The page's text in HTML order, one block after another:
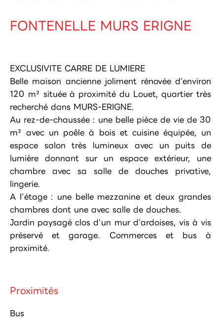
FONTENELLE MURS ERIGNE
EXCLUSIVITE CARRE DE LUMIERE
Belle maison ancienne joliment rénovée d'environ
120 m² située à proximité du Louet, quartier très
recherché dans MURS-ERIGNE.
Au rez-de-chaussée : une belle pièce de vie de 30
m² avec un poêle à bois et cuisine équipée, un
espace salon très lumineux avec un puits de
lumière donnant sur un espace extérieur, une
chambre avec sa salle de douches privative,
lingerie.
A l'étage : une belle mezzanine et deux grandes
chambres dont une avec salle de douches.
Jardin paysagé clos d'un mur d'ardoises, vis à vis
préservé et garage. Commerces et bus à
proximité.
Proximités
Bus